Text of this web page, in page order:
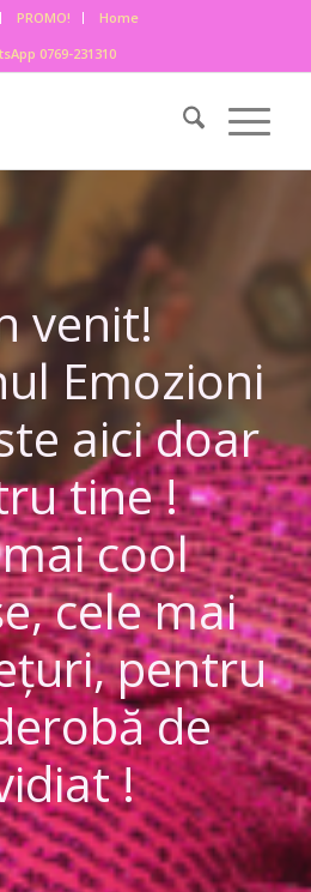
PROMO!
Home
0769-231310
venit!
Emozioni
aici doar
tine !
cool
cele mai
pentru
de
!